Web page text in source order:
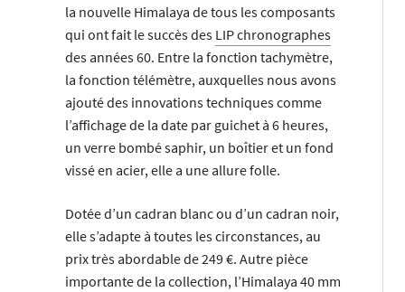
la nouvelle Himalaya de tous les composants
qui ont fait le succès des LIP chronographes
des années 60. Entre la fonction tachymètre,
la fonction télémètre, auxquelles nous avons
ajouté des innovations techniques comme
l’affichage de la date par guichet à 6 heures,
un verre bombé saphir, un boîtier et un fond
vissé en acier, elle a une allure folle.
Dotée d’un cadran blanc ou d’un cadran noir,
elle s’adapte à toutes les circonstances, au
prix très abordable de 249 €. Autre pièce
importante de la collection, l’Himalaya 40 mm